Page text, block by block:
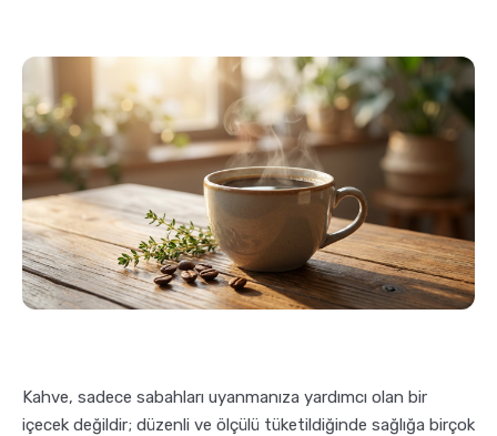
Pratik Filtre Kahve
Exclusive Kahveler
Kafeinsiz Kahveler
Çözünebilir Kahve
Hindiba Kahvesi
Moka Pot
Soğuk Kahve Demleme Ekipmanları
Aeropress
Makine Temizleyiciler
Tartı ve Ölçüler
Kahve, sadece sabahları uyanmanıza yardımcı olan bir
içecek değildir; düzenli ve ölçülü tüketildiğinde sağlığa birçok